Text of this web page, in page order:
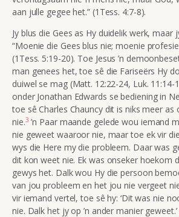
aan julle gegee het.” (1Tess. 4:7-8).
Jy blus die Gees as Hy duidelik werk, maar
“Moenie die Gees blus nie; moenie
(1Tess. 5:19-20). Toe Jesus ’n
man genees het, toe sê die Fariseërs Hy
duiwel se mag (Matt. 12:22-24, Luk. 11:14-
onder Jonathan Edwards se bediening in
toe sê Charles Chauncy dit is niks meer
nie.3 ’n Paar maande gelede wou iemand
nie geweet waaroor nie, maar toe ek vir
wys die Here my die probleem. Daar was
dit kon weet nie. Ek was onseker hoekom
gewys het. Dalk wou Hy die persoon
van jou probleem en het jou nie vergeet
vir iemand vertel, toe sê hy: ‘Dit was nie
nie. Dalk het jy op ’n ander manier geweet.’